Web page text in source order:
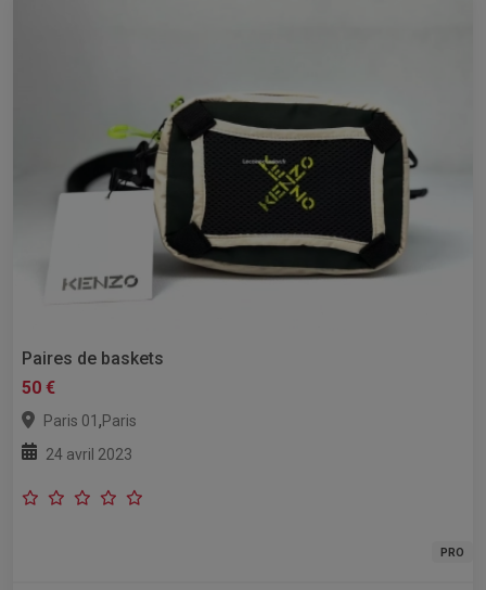
Paires de baskets
50 €
Paris 01 ,Paris
24 avril 2023
PRO